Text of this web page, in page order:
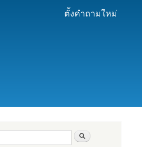
ตั้งคำถามใหม่
นหา